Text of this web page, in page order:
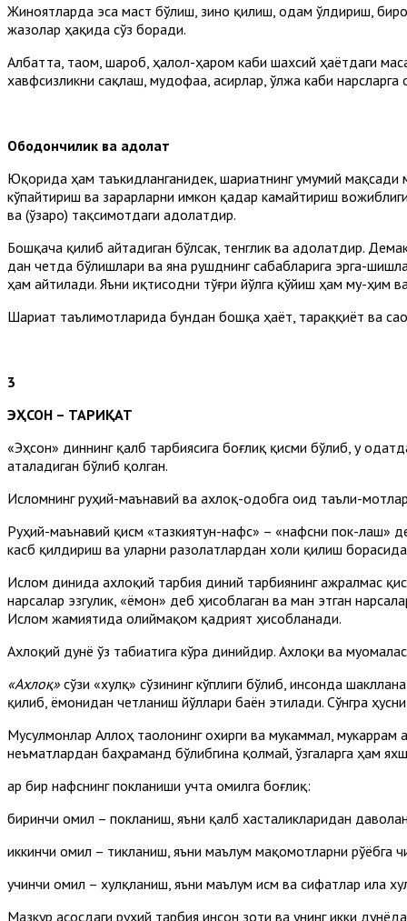
Жиноятларда эса маст бўлиш, зино қилиш, одам ўлдириш,
жазолар ҳақида сўз боради.
Албатта, таом, шароб, ҳалол-ҳаром каби шахсий ҳаётдаги
хавфсизликни сақлаш, мудофаа, асирлар, ўлжа каби
Ободончилик ва адолат
Юқорида ҳам таъкидланганидек, шариатнинг умумий
кўпайтириш ва зарарларни имкон қадар камайтириш
ва (ўзаро) тақсимотдаги адолатдир.
Бошқача қилиб айтадиган бўлсак, тенглик ва адолатдир.
дан четда бўлишлари ва яна рушднинг сабабларига эрга-
ҳам айтилади. Яъни иқтисодни тўғри йўлга қўйиш ҳам му-ҳим
Шариат таълимотларида бундан бошқа ҳаёт, тараққиёт ва
3
ЭҲСОН – ТАРИҚАТ
«Эҳсон» диннинг қалб тарбиясига боғлиқ қисми бўлиб, у
аталадиган бўлиб қолган.
Исломнинг руҳий-маънавий ва ахлоқ-одобга оид таъли-
Руҳий-маънавий қисм «тазкиятун-нафс» – «нафсни пок-лаш»
касб қилдириш ва уларни разолатлардан холи қилиш
Ислом динида ахлоқий тарбия диний тарбиянинг ажралмас
нарсалар эзгулик, «ёмон» деб ҳисоблаган ва ман этган
Ислом жамиятида олиймақом қадрият ҳисобланади.
Ахлоқий дунё ўз табиатига кўра динийдир. Ахлоқи ва
«Ахлоқ» сўзи «хулқ» сўзининг кўплиги бўлиб, инсонда
қилиб, ёмонидан четланиш йўллари баён этилади. Сўнгра
Мусулмонлар Аллоҳ таолонинг охирги ва мукаммал, мукаррам
неъматлардан баҳраманд бўлибгина қолмай, ўзгаларга ҳам
Ҳар бир нафснинг покланиши учта омилга боғлиқ:
биринчи омил – покланиш, яъни қалб хасталикларидан
иккинчи омил – тикланиш, яъни маълум мақомотларни рўёбга
учинчи омил – хулқланиш, яъни маълум исм ва сифатлар ила
Мазкур асосдаги руҳий тарбия инсон зоти ва унинг икки